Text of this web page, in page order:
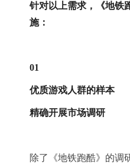
针对以上需求，《地铁
施：
01
优质游戏人群的样本
精确开展市场调研
除了《地铁跑酷》的调